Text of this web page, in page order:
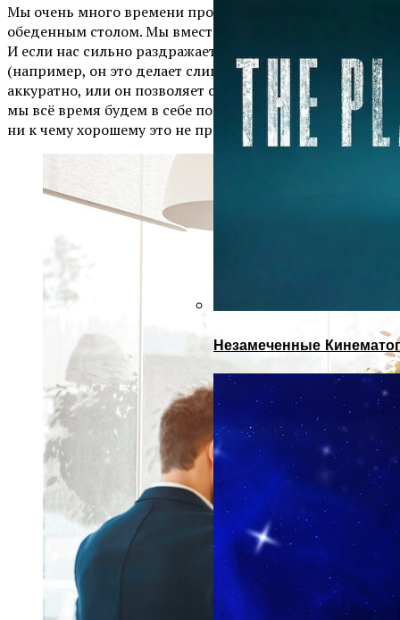
Незамеченные
Мы очень много времени проводим вместе за
обеденным столом. Мы вместе завтракаем и ужинаем.
И если нас сильно раздражает, как человек ест
(например, он это делает слишком громко, или ест не
аккуратно, или он позволяет себе брать еду руками), то
мы всё время будем в себе подавлять раздражение, и
ни к чему хорошему это не приведёт.